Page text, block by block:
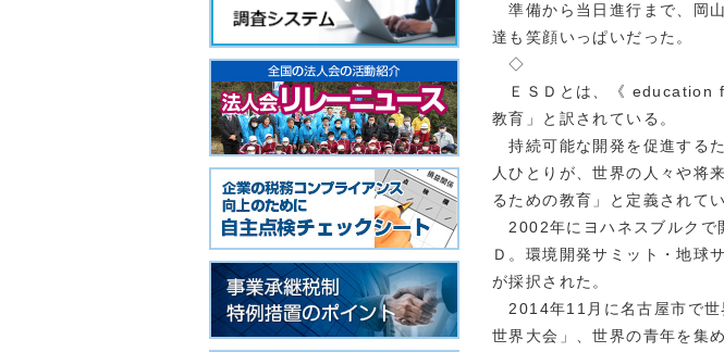
準備から当日進行まで、岡
達も笑顔いっぱいだった。
◇
ＥＳＤとは、《 education
教育」と訳されている。
持続可能な開発を促進する
人ひとりが、世界の人々や将
るための教育」と定義されてい
2002年にヨハネスブルクで
Ｄ。環境開発サミット・地球
が採択された。
2014年11月に名古屋市で世
世界大会」、世界の青年を集